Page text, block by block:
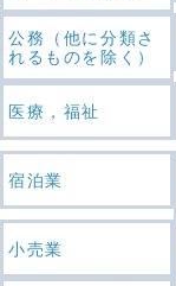
公務（他に分類さ
れるものを除く）
医療，福祉
宿泊業
小売業